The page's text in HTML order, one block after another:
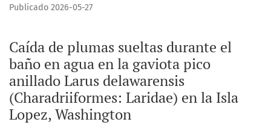
Caída de plumas sueltas durante el
baño en agua en la gaviota pico
anillado Larus delawarensis
(Charadriiformes: Laridae) en la Isla
Lopez, Washington
Publicado 2026-05-27